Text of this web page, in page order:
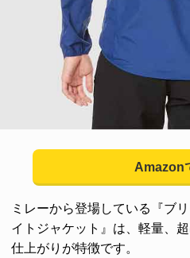
Amazon
ミレーから登場している『ブ
イトジャケット』は、軽量、
仕上がりが特徴です。